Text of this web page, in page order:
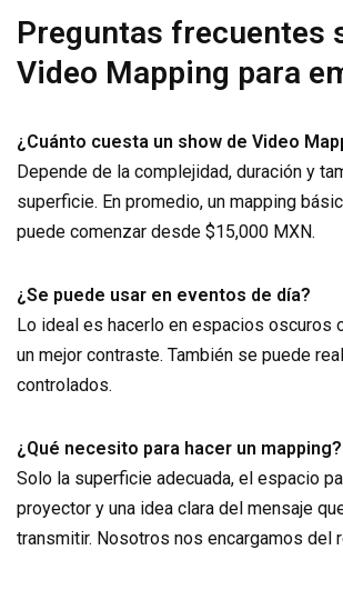
Preguntas frecuentes
Video Mapping para
¿Cuánto cuesta un show de Video
Depende de la complejidad, duración y
superficie. En promedio, un mapping
puede comenzar desde $15,000 MXN.
¿Se puede usar en eventos de día?
Lo ideal es hacerlo en espacios oscuros
un mejor contraste. También se puede
controlados.
¿Qué necesito para hacer un mapping?
Solo la superficie adecuada, el espacio
proyector y una idea clara del mensaje
transmitir. Nosotros nos encargamos del